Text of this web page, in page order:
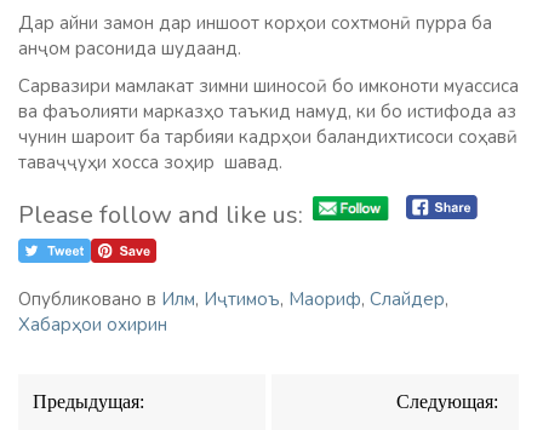
Дар айни замон дар иншоот корҳои сохтмонӣ пурра ба
анҷом расонида шудаанд.
Сарвазири мамлакат зимни шиносоӣ бо имконоти муассиса
ва фаъолияти марказҳо таъкид намуд, ки бо истифода аз
чунин шароит ба тарбияи кадрҳои баландихтисоси соҳавӣ
таваҷҷуҳи хосса зоҳир шавад.
Please follow and like us:
Опубликовано в Илм, Иҷтимоъ, Маориф, Слайдер,
Хабарҳои охирин
Навигация
по
Предыдущая: Следующая: